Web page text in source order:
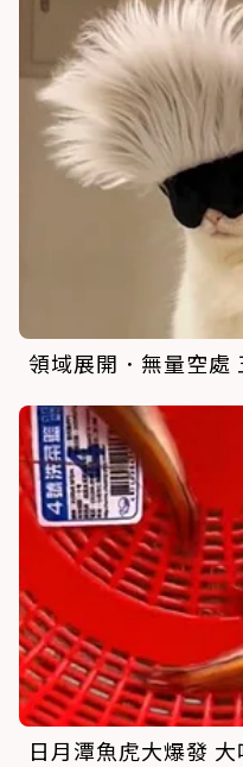
領域展開．無量空處
日月潭魚虎大爆發